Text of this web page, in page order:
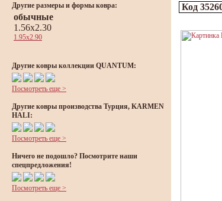
Другие размеры и формы ковра:
обычные
1.56x2.30
1.95x2.90
Другие ковры коллекции QUANTUM:
Посмотреть еще >
Другие ковры производства Турция, KARMEN
HALI:
Посмотреть еще >
Ничего не подошло? Посмотрите наши
спецпредложения!
Посмотреть еще >
Код